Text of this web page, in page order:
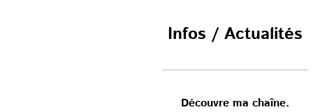
Infos / Actualités
Découvre ma chaîne.